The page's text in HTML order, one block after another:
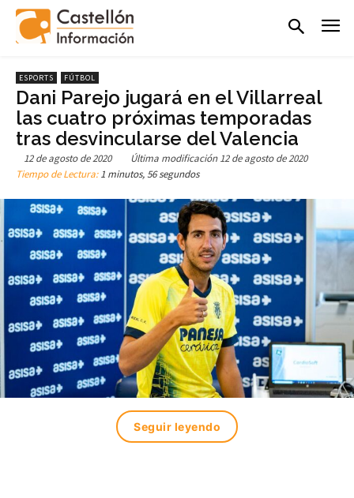
ESPORTS FÚTBOL
Dani Parejo jugará en el Villarreal
las cuatro próximas temporadas
tras desvincularse del Valencia
12 de agosto de 2020 Última modificación 12 de agosto de 2020
Tiempo de Lectura:1 minutos, 56 segundos
Seguir leyendo